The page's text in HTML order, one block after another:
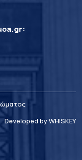
:
Developed by WHISKEY